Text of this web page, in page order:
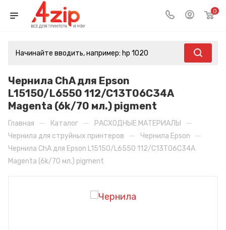
0
Чернила ChA для Epson
L15150/L6550 112/C13T06C34A
Magenta (6k/70 мл.) pigment
Главная — Каталог — РАСХОДНЫЕ МАТЕРИАЛЫ —
Чернила для струйных принтеров — Чернила Epson —
Чернила ChA для Epson L15150/L6550 112/C13T06C34A
Magenta (6k/70 мл.) pigment